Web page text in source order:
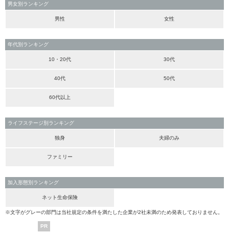
男女別ランキング
男性 女性
年代別ランキング
10・20代 30代
40代 50代
60代以上
ライフステージ別ランキング
独身 夫婦のみ
ファミリー
加入形態別ランキング
ネット生命保険
※文字がグレーの部門は当社規定の条件を満たした企業が2社未満のため発表しておりません。
PR